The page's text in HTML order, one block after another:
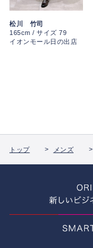
松川 竹司
165cm / サイズ 79
イオンモール日の出店
トップ メンズ